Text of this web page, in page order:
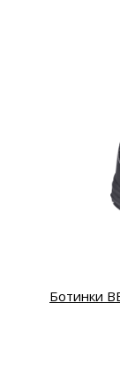
Ботинки